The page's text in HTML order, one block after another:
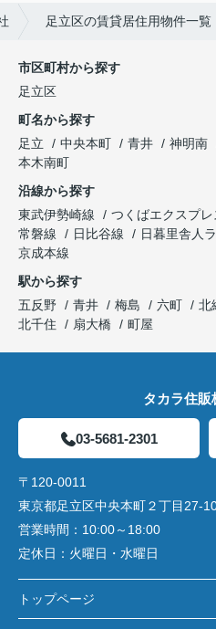
足立区の賃貸居住用物件一覧
市区町村から探す
足立区
町名から探す
足立
中央本町 青井 神明南
本木南町
沿線から探す
東武伊勢崎線
つくばエクスプレ
常磐線
日比谷線 日暮里舎人
京成本線
駅から探す
五反野
青井 梅島 六町 北
北千住
扇大橋 町屋
タカラ住販
03-5681-2301
〒120-0011
東京都足立区中央本町２丁目27-
営業時間： 10:00～18:00
定休日： 火曜日・水曜日
トップページ